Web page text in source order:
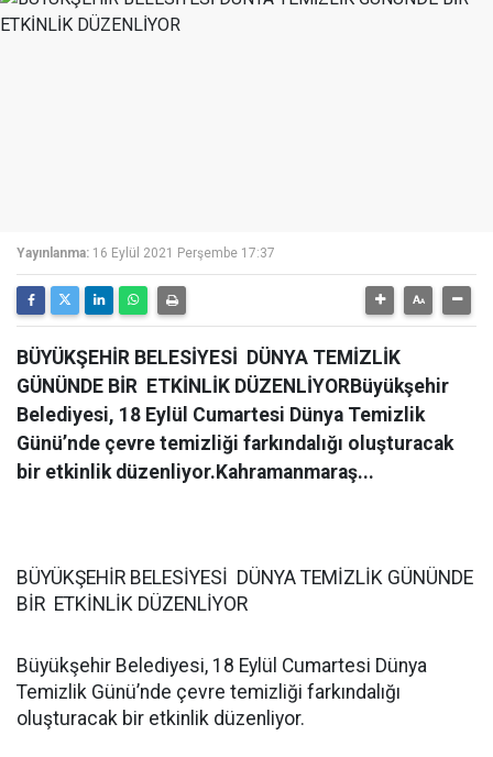
Yayınlanma: 16 Eylül 2021 Perşembe 17:37
BÜYÜKŞEHİR BELESİYESİ DÜNYA TEMİZLİK
GÜNÜNDE BİR ETKİNLİK DÜZENLİYORBüyükşehir
Belediyesi, 18 Eylül Cumartesi Dünya Temizlik
Günü’nde çevre temizliği farkındalığı oluşturacak
bir etkinlik düzenliyor.Kahramanmaraş...
BÜYÜKŞEHİR BELESİYESİ DÜNYA TEMİZLİK GÜNÜNDE
BİR ETKİNLİK DÜZENLİYOR
Büyükşehir Belediyesi, 18 Eylül Cumartesi Dünya
Temizlik Günü’nde çevre temizliği farkındalığı
oluşturacak bir etkinlik düzenliyor.